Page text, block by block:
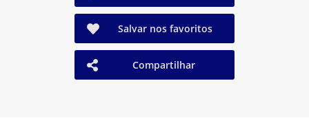
Salvar nos favoritos
Compartilhar